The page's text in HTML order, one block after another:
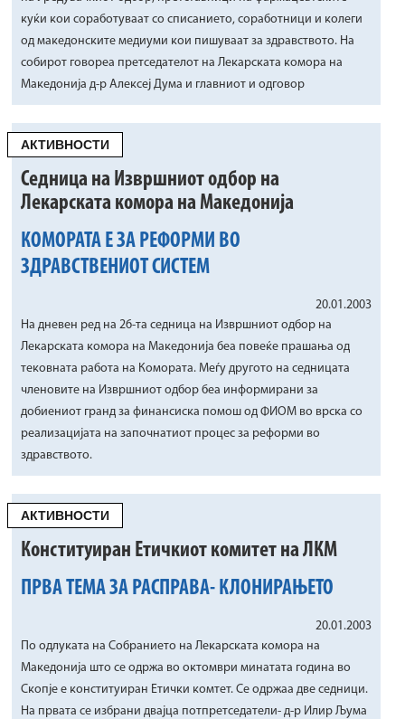
куќи кои соработуваат со списанието, соработници и колеги
од македонските медиуми кои пишуваат за здравството. На
собирот говореа претседателот на Лекарската комора на
Македонија д-р Алексеј Дума и главниот и одговор
АКТИВНОСТИ
Седница на Извршниот одбор на
Лекарската комора на Македонија
КОМОРАТА Е ЗА РЕФОРМИ ВО
ЗДРАВСТВЕНИОТ СИСТЕМ
20.01.2003
На дневен ред на 26-та седница на Извршниот одбор на
Лекарската комора на Македонија беа повеќе прашања од
тековната работа на Комората. Меѓу другото на седницата
членовите на Извршниот одбор беа информирани за
добиениот гранд за финансиска помош од ФИОМ во врска со
реализацијата на започнатиот процес за реформи во
здравството.
АКТИВНОСТИ
Конституиран Етичкиот комитет на ЛКМ
ПРВА ТЕМА ЗА РАСПРАВА- КЛОНИРАЊЕТО
20.01.2003
По одлуката на Собранието на Лекарската комора на
Македонија што се одржа во октомври минатата година во
Скопје е конституиран Етички комтет. Се одржаа две седници.
На првата се избрани двајца потпретседатели- д-р Илир Љума